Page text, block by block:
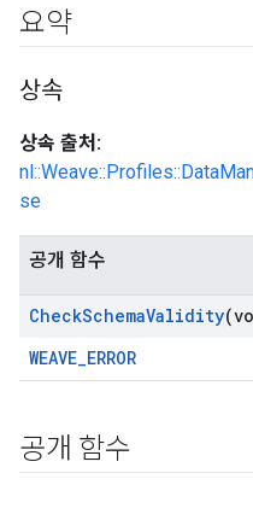
요약
상속
상속 출처:
se
공개 함수
CheckSchemaValidity
WEAVE_ERROR
공개 함수